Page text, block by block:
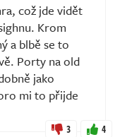
což jde vidět
Krom
a blbě se to
Porty na old
jako
mi to přijde
3 4